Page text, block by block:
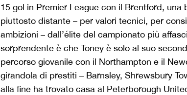
15 gol in Premier League con il Brentford,
piuttosto distante – per valori tecnici, per
ambizioni – dall’élite del campionato più
sorprendente è che Toney è solo al suo
percorso giovanile con il Northampton e il
girandola di prestiti – Barnsley, Shrewsbury
alla fine ha trovato casa al Peterborough